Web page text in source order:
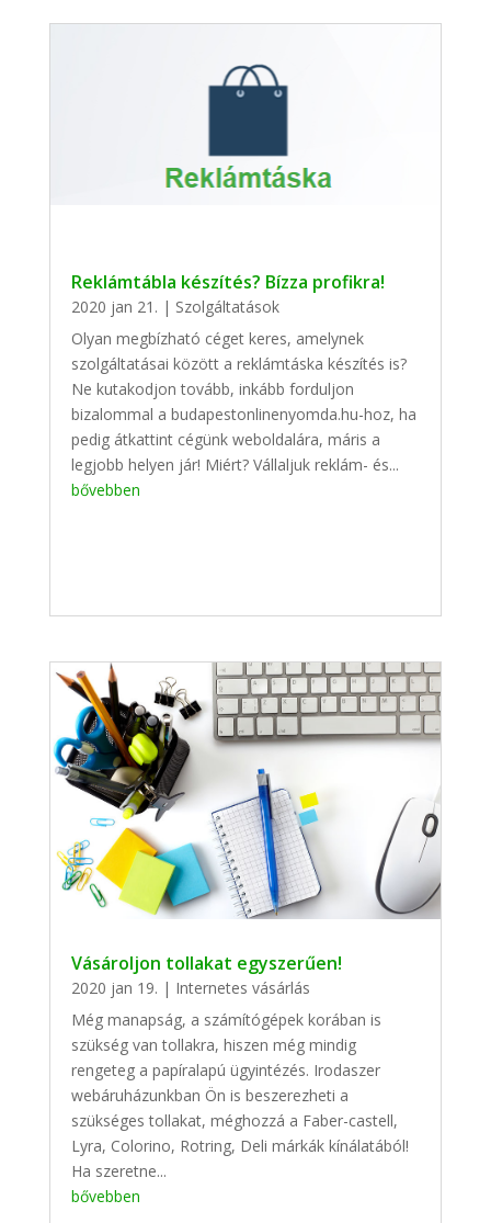
Reklámtábla készítés? Bízza profikra!
2020 jan 21. | Szolgáltatások
Olyan megbízható céget keres, amelynek
szolgáltatásai között a reklámtáska készítés is?
Ne kutakodjon tovább, inkább forduljon
bizalommal a budapestonlinenyomda.hu-hoz, ha
pedig átkattint cégünk weboldalára, máris a
legjobb helyen jár! Miért? Vállaljuk reklám- és...
bővebben
Vásároljon tollakat egyszerűen!
2020 jan 19. | Internetes vásárlás
Még manapság, a számítógépek korában is
szükség van tollakra, hiszen még mindig
rengeteg a papíralapú ügyintézés. Irodaszer
webáruházunkban Ön is beszerezheti a
szükséges tollakat, méghozzá a Faber-castell,
Lyra, Colorino, Rotring, Deli márkák kínálatából!
Ha szeretne...
bővebben